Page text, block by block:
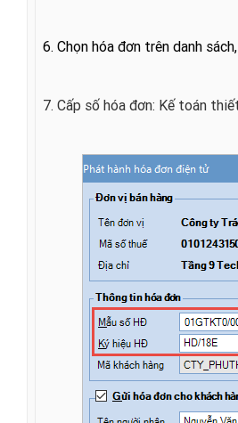
6. Chọn hóa đơn trên danh
7. Cấp số hóa đơn: Kế toán